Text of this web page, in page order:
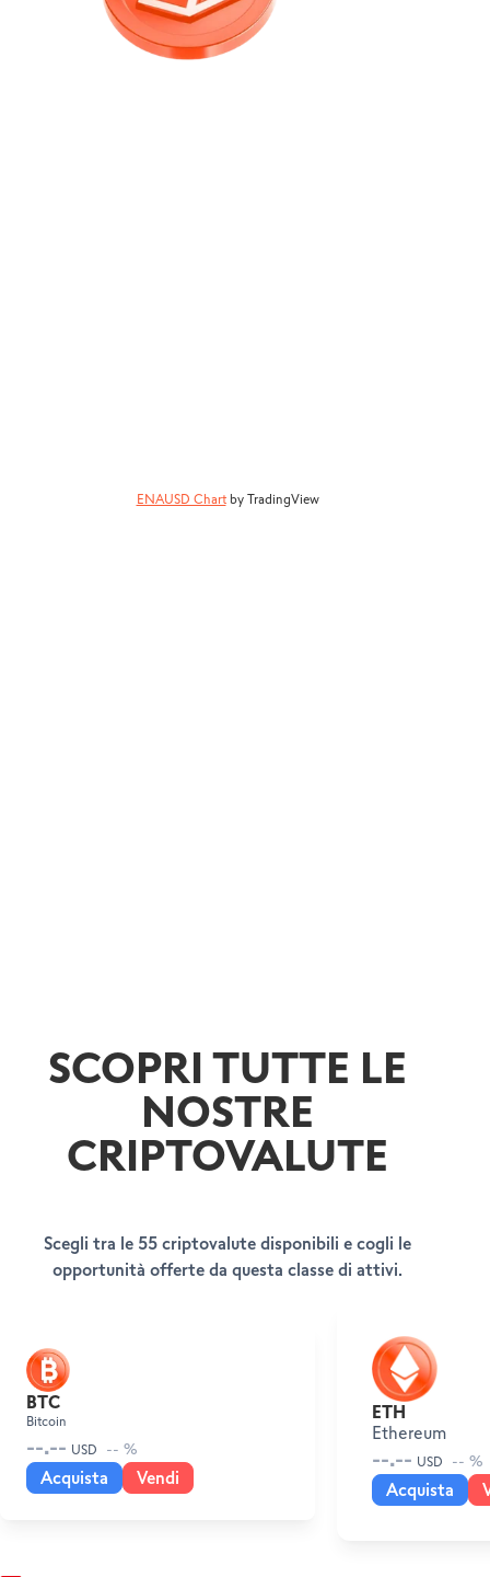
ENAUSD Chartby TradingView
SCOPRI TUTTE LE
NOSTRE
CRIPTOVALUTE
Scegli tra le 55 criptovalute disponibili e cogli le
opportunità offerte da questa classe di attivi.
BTC
Bitcoin
--.-- USD -- %
Acquista Vendi
ETH
Ethereum
--.-- USD -- %
Acquista
Apri un conto
AMBASCIATORI
Invita chi ami (Trading)
Invita chi ami (Forex)
SUPPORTO E ASSISTENZA
Help Center
Customer Care
Documenti e informazioni legali